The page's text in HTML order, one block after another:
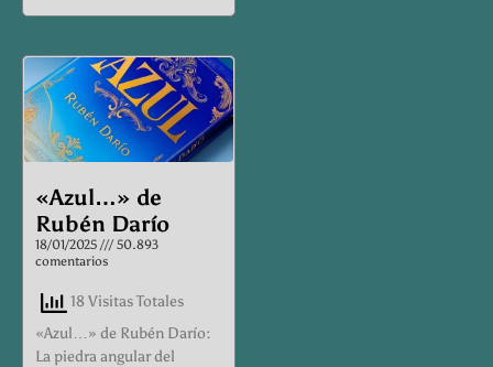
«Azul…» de
Rubén Darío
18/01/2025
50.893
comentarios
18 Visitas Totales
«Azul…» de Rubén Darío:
La piedra angular del